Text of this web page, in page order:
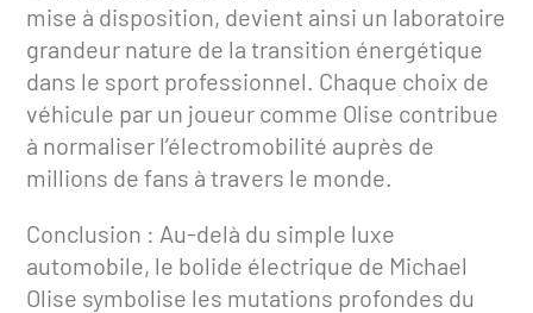
mise à disposition, devient ainsi un laboratoire
grandeur nature de la transition énergétique
dans le sport professionnel. Chaque choix de
véhicule par un joueur comme Olise contribue
à normaliser l’électromobilité auprès de
millions de fans à travers le monde.
Conclusion : Au-delà du simple luxe
automobile, le bolide électrique de Michael
Olise symbolise les mutations profondes du